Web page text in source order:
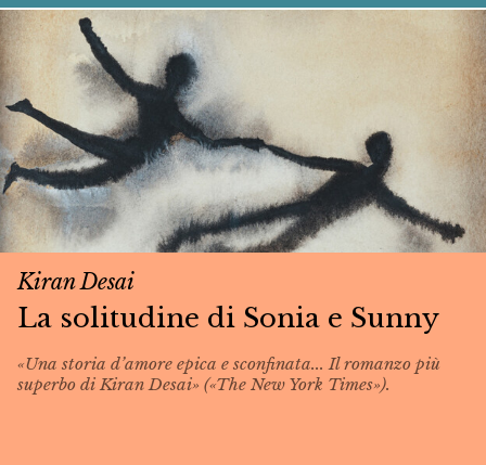
Kiran Desai
La solitudine di Sonia e Sunny
«Una storia d’amore epica e sconfinata... Il romanzo più
superbo di Kiran Desai» («The New York Times»).